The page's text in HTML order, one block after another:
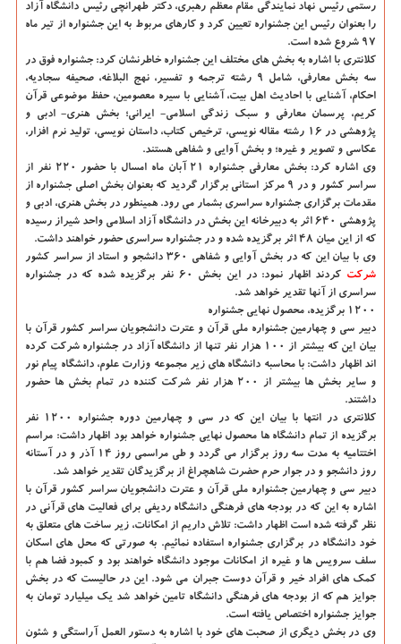
رستمی رئیس نهاد نمایندگی مقام معظم رهبری، دكتر طهرانچی رئیس دانشگاه آزاد
را بعنوان رئیس این جشنواره تعیین كرد و كارهای مربوط به این جشنواره از تیر ماه
۹۷ شروع شده است.
كلانتری با اشاره به بخش های مختلف این جشنواره خاطرنشان كرد: جشنواره فوق در
سه بخش معارفی، شامل ۹ رشته ترجمه و تفسیر، نهج البلاغه، صحیفه سجادیه،
احكام، آشنایی با احادیث اهل بیت، آشنایی با سیره معصومین، حفظ موضوعی قرآن
كریم، پرسمان معارفی و سبك زندگی اسلامی- ایرانی؛ بخش هنری- ادبی و
پژوهشی در ۱۶ رشته مقاله نویسی، ترخیص كتاب، داستان نویسی، تولید نرم افزار،
عكاسی و تصویر و غیره؛ و بخش آوایی و شفاهی هستند.
وی اشاره كرد: بخش معارفی جشنواره ۲۱ آبان ماه امسال با حضور ۲۲۰ نفر از
سراسر كشور و در ۹ مركز استانی برگزار گردید كه بعنوان بخش اصلی جشنواره از
مقدمات برگزاری جشنواره سراسری بشمار می رود. همینطور در بخش هنری، ادبی و
پژوهشی ۶۴۰ اثر به دبیرخانه این بخش در دانشگاه آزاد اسلامی واحد شیراز رسیده
كه از این میان ۴۸ اثر برگزیده شده و در جشنواره سراسری حضور خواهند داشت.
وی با بیان این كه در بخش آوایی و شفاهی ۳۶۰ دانشجو و استاد از سراسر كشور
شركت
كردند اظهار نمود: در این بخش ۶۰ نفر برگزیده شده كه در جشنواره
سراسری از آنها تقدیر خواهد شد.
۱۲۰۰ برگزیده، محصول نهایی جشنواره
دبیر سی و چهارمین جشنواره ملی قرآن و عترت دانشجویان سراسر كشور قرآن با
بیان این كه بیشتر از ۱۰۰ هزار نفر تنها از دانشگاه آزاد در جشنواره شركت كرده
اند اظهار داشت: با محاسبه دانشگاه های زیر مجموعه وزارت علوم، دانشگاه پیام نور
و سایر بخش ها بیشتر از ۲۰۰ هزار نفر شركت كننده در تمام بخش ها حضور
داشتند.
كلانتری در انتها با بیان این كه در سی و چهارمین دوره جشنواره ۱۲۰۰ نفر
برگزیده از تمام دانشگاه ها محصول نهایی جشنواره خواهد بود اظهار داشت: مراسم
اختتامیه به مدت سه روز برگزار می گردد و طی مراسمی روز ۱۴ آذر و در آستانه
روز دانشجو و در جوار حرم حضرت شاهچراغ از برگزیدگان تقدیر خواهد شد.
دبیر سی و چهارمین جشنواره ملی قرآن و عترت دانشجویان سراسر كشور قرآن با
اشاره به این كه در بودجه های فرهنگی دانشگاه ردیفی برای فعالیت های قرآنی در
نظر گرفته شده است اظهار داشت: تلاش داریم از امكانات، زیر ساخت های متعلق به
خود دانشگاه در برگزاری جشنواره استفاده نمائیم. به صورتی كه محل های اسكان
سلف سرویس ها و غیره از امكانات موجود دانشگاه خواهند بود و كمبود فضا هم با
كمك های افراد خیر و قرآن دوست جبران می شود. این در حالیست كه در بخش
جوایز هم كه از بودجه های فرهنگی دانشگاه تامین خواهد شد یك میلیارد تومان به
جوایز جشنواره اختصاص یافته است.
وی در بخش دیگری از صحبت های خود با اشاره به دستور العمل آراستگی و شئون